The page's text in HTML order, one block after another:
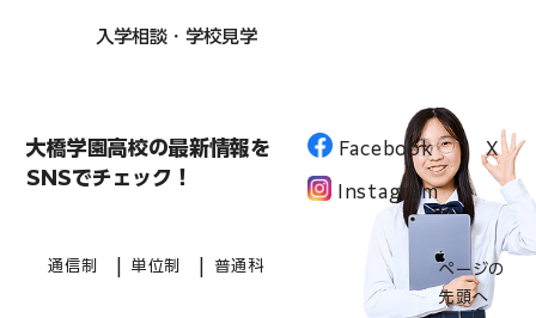
入学相談・学校見学
大橋学園高校の最新情報を
SNSでチェック！
Facebook
Instagram
X
通信制 単位制 普通科
ページの
先頭へ